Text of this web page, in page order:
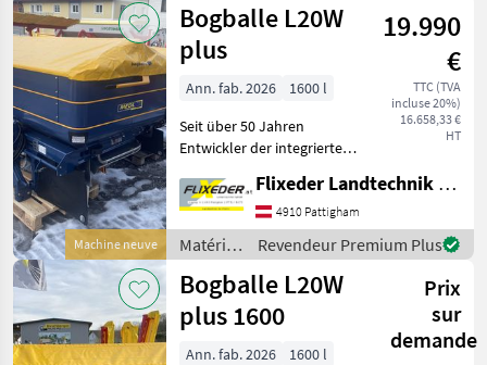
Machine neuve
Bogballe L20W
plus
19.990
€
TTC (TVA
incluse 20%)
16.658,33 €
HT
Ann. fab. 2026
1600 l
Seit über 50 Jahren
Entwickler der integrierten
Innovationsführer bei
Düngerstreuern. Mit echter
4-fach Überlappung durch
In-Center-Streusys
Flixeder Landtechnik GmbH
4910 Pattigham
Matériels
de
fertilisation
et
irrigation
/
Revendeur Premium Plus
Bogballe L20W
plus 1600
Prix
sur
demande
Ann. fab. 2026
1600 l